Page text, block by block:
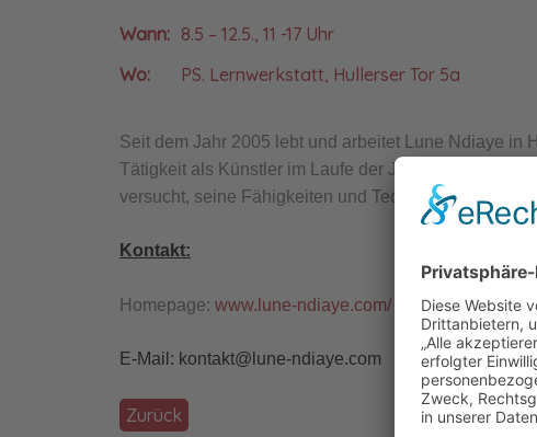
Wann: 8.5 – 12.5., 11 -17 Uhr
Wo:
PS. Lernwerkstatt, Hullerser Tor 5a
Seit dem Jahr 2005 lebt und arbeitet Lune Ndiaye in
Tätigkeit als Künstler im Laufe der Jahre intensiv
versucht, seine Fähigkeiten und Techniken
Kontakt:
Homepage: www.lune-ndiaye.com/
E-Mail: kontakt@lune-ndiaye.com
Zurück